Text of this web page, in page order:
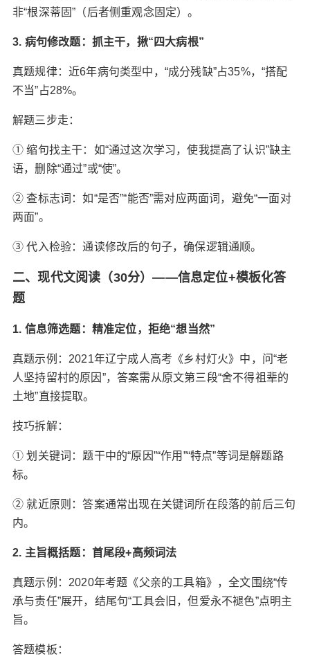
非“根深蒂固”（后者侧重观念固定）。
3. 病句修改题：抓主干，揪“四大病根”‌
真题规律‌：近6年病句类型中，“成分残缺”占35%，“搭配
不当”占28%。
解题三步走‌：
① ‌缩句找主干‌：如“通过这次学习，使我提高了认识”缺主
语，删除“通过”或“使”。
② ‌查标志词‌：如“是否”“能否”需对应两面词，避免“一面对
两面”。
③ ‌代入检验‌：通读修改后的句子，确保逻辑通顺。
二、‌现代文阅读（30分）——信息定位+模板化答
题‌
1. 信息筛选题：精准定位，拒绝“想当然”‌
真题示例‌：2021年辽宁成人高考《乡村灯火》中，问“老
人坚持留村的原因”，答案需从原文第三段“舍不得祖辈的
土地”直接提取。
技巧拆解‌：
① 划关键词‌：题干中的“原因”“作用”“特点”等词是解题路
标。
② 就近原则‌：答案通常出现在关键词所在段落的前后三句
内。
2. 主旨概括题：首尾段+高频词法‌
真题示例‌：2020年考题《父亲的工具箱》，全文围绕“传
承与责任”展开，结尾句“工具会旧，但爱永不褪色”点明主
旨。
答题模板‌：